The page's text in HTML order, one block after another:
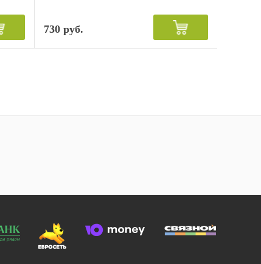
730 руб.